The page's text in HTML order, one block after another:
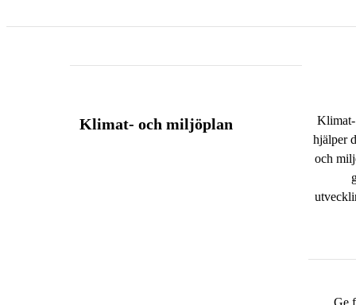
Klimat- och miljöplan
Klimat-
hjälper
och
Ge